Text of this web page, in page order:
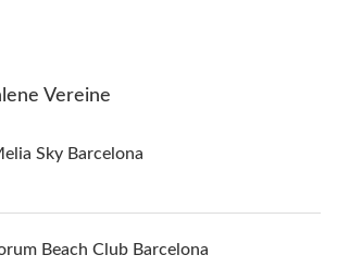
Vereine
Sky Barcelona
Beach Club Barcelona